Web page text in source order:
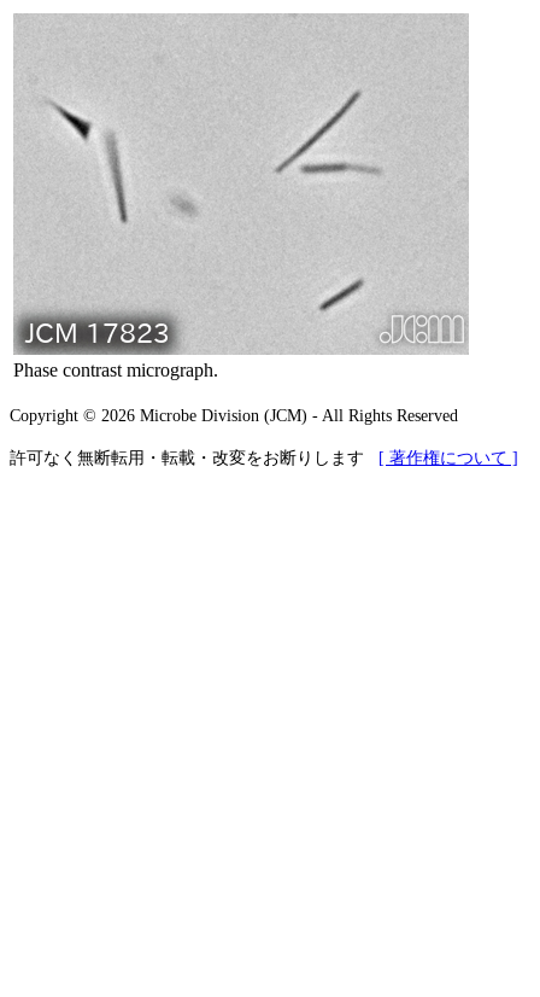
Phase contrast micrograph.
Copyright © 2026 Microbe Division (JCM) - All Rights Reserved
許可なく無断転用・転載・改変をお断りします [ 著作権について ]